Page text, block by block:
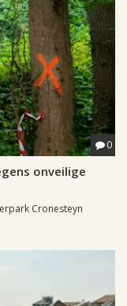
0
onveilige
Cronesteyn